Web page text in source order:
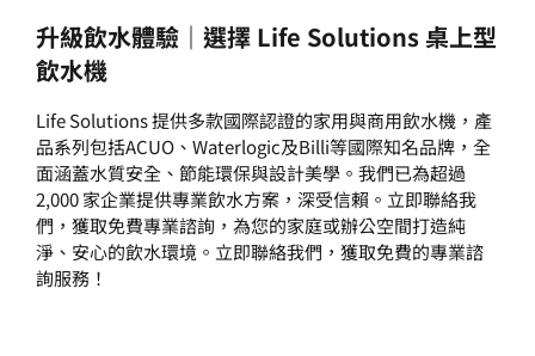
升級飲水體驗｜選擇 Life Solutions 桌上型
飲水機
Life Solutions 提供多款國際認證的家用與商用飲水機，產
品系列包括ACUO、Waterlogic及Billi等國際知名品牌，全
面涵蓋水質安全、節能環保與設計美學。我們已為超過
2,000 家企業提供專業飲水方案，深受信賴。立即聯絡我
們，獲取免費專業諮詢，為您的家庭或辦公空間打造純
淨、安心的飲水環境。立即聯絡我們 ，獲取免費的專業諮
詢服務！